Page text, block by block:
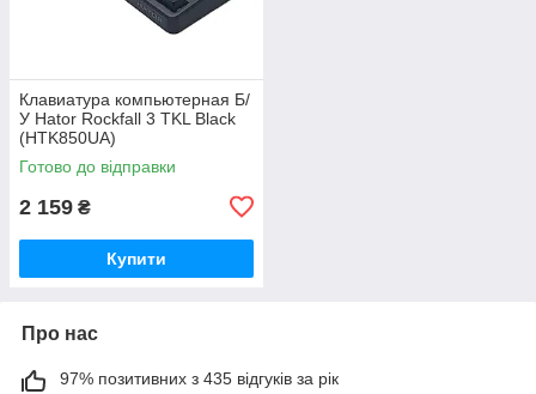
Клавиатура компьютерная Б/
У Hator Rockfall 3 TKL Black
(HTK850UA)
Готово до відправки
2 159 ₴
Купити
Про нас
97% позитивних з 435 відгуків за рік